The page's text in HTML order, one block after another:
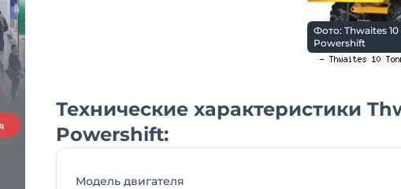
Фото: Thwaites
Powershift
Технические характеристики
Powershift:
Модель двигателя